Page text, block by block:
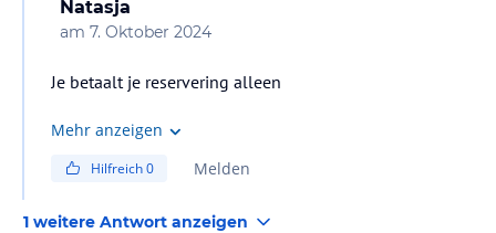
Natasja
am 7. Oktober 2024
Je betaalt je reservering alleen
Mehr anzeigen
Hilfreich0 Melden
1 weitere Antwort anzeigen